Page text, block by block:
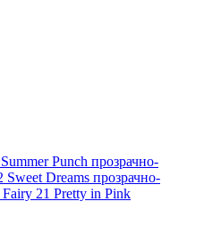
Punch прозрачно-
Sweet Dreams прозрачно-
Fairy 21 Pretty in Pink